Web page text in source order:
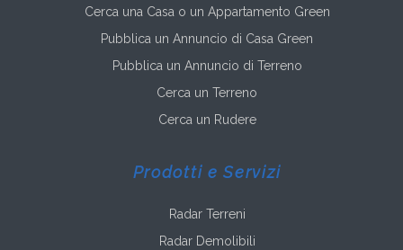
Cerca una Casa o un Appartamento Green
Pubblica un Annuncio di Casa Green
Pubblica un Annuncio di Terreno
Cerca un Terreno
Cerca un Rudere
Prodotti e Servizi
Radar Terreni
Radar Demolibili